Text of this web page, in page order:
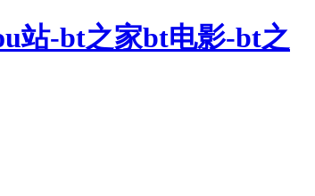
站-bt之家bt电影-bt之